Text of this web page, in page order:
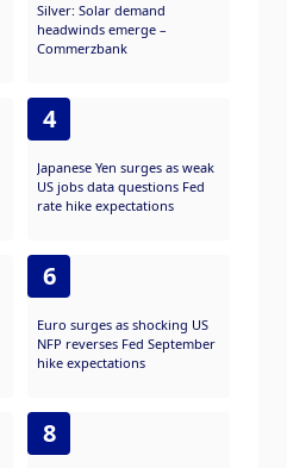
Silver: Solar demand
headwinds emerge –
Commerzbank
4
Japanese Yen surges as weak
US jobs data questions Fed
rate hike expectations
6
Euro surges as shocking US
NFP reverses Fed September
hike expectations
8